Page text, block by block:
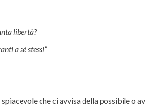
libertà?
a sé stessi”
spiacevole che ci avvisa della possibile o